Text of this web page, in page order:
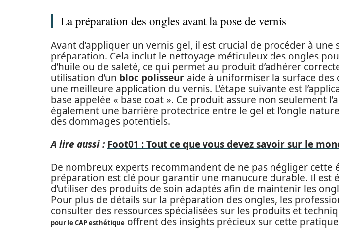
La préparation des ongles avant la pose de vernis
Avant d’appliquer un vernis gel, il est crucial de procéder à une
préparation. Cela inclut le nettoyage méticuleux des ongles
d’huile ou de saleté, ce qui permet au produit d’adhérer
utilisation d’un bloc polisseur aide à uniformiser la surface des
une meilleure application du vernis. L’étape suivante est
base appelée « base coat ». Ce produit assure non seulement
également une barrière protectrice entre le gel et l’ongle
des dommages potentiels.
A lire aussi : Foot01 : Tout ce que vous devez savoir sur le
De nombreux experts recommandent de ne pas négliger cette
préparation est clé pour garantir une manucure durable. Il est
d’utiliser des produits de soin adaptés afin de maintenir les
Pour plus de détails sur la préparation des ongles, les
consulter des ressources spécialisées sur les produits et
pour le CAP esthétique offrent des insights précieux sur cette